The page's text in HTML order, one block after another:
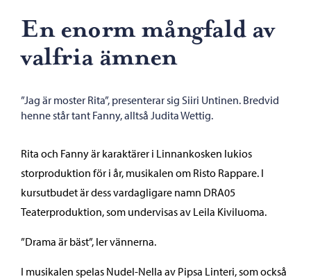
En enorm mångfald av
valfria ämnen
”Jag är moster Rita”, presenterar sig Siiri Untinen. Bredvid
henne står tant Fanny, alltså Judita Wettig.
Rita och Fanny är karaktärer i Linnankosken lukios
storproduktion för i år, musikalen om Risto Rappare. I
kursutbudet är dess vardagligare namn DRA05
Teaterproduktion, som undervisas av Leila Kiviluoma.
”Drama är bäst”, ler vännerna.
I musikalen spelas Nudel-Nella av Pipsa Linteri, som också